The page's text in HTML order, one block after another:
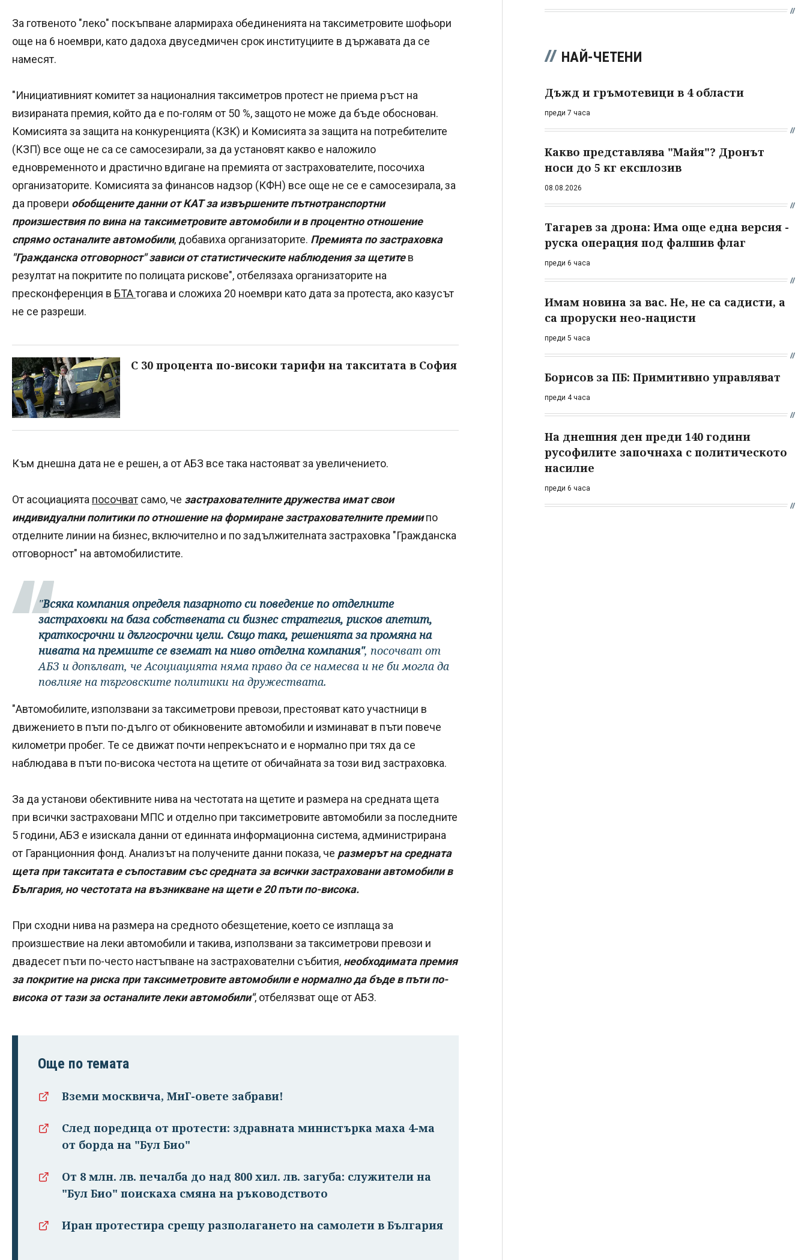
За готвеното "леко" поскъпване алармираха обединенията на таксиметровите шофьори
още на 6 ноември, като дадоха двуседмичен срок институциите в държавата да се
намесят.
"Инициативният комитет за националния таксиметров протест не приема ръст на
визираната премия, който да е по-голям от 50 %, защото не може да бъде обоснован.
Комисията за защита на конкуренцията (КЗК) и Комисията за защита на потребителите
(КЗП) все още не са се самосезирали, за да установят какво е наложило
едновременното и драстично вдигане на премията от застрахователите, посочиха
организаторите. Комисията за финансов надзор (КФН) все още не се е самосезирала, за
да провери обобщените данни от КАТ за извършените пътнотранспортни
произшествия по вина на таксиметровите автомобили и в процентно отношение
спрямо останалите автомобили, добавиха организаторите. Премията по застраховка
"Гражданска отговорност" зависи от статистическите наблюдения за щетитев
резултат на покритите по полицата рискове", отбелязаха организаторите на
пресконференция в БТАтогава и сложиха 20 ноември като дата за протеста, ако казусът
не се разреши.
С 30 процента по-високи тарифи на такситата в София
Към днешна дата не е решен, а от АБЗ все така настояват за увеличението.
От асоциацията посочват само, че застрахователните дружества имат свои
индивидуални политики по отношение на формиране застрахователните премиипо
отделните линии на бизнес, включително и по задължителната застраховка "Гражданска
отговорност" на автомобилистите.
"Всяка компания определя пазарното си поведение по отделните
застраховки на база собствената си бизнес стратегия, рисков апетит,
краткосрочни и дългосрочни цели. Също така, решенията за промяна на
нивата на премиите се вземат на ниво отделна компания", посочват от
АБЗ и допълват, че Асоциацията няма право да се намесва и не би могла да
повлияе на търговските политики на дружествата.
"Автомобилите, използвани за таксиметрови превози, престояват като участници в
движението в пъти по-дълго от обикновените автомобили и изминават в пъти повече
километри пробег. Те се движат почти непрекъснато и е нормално при тях да се
наблюдава в пъти по-висока честота на щетите от обичайната за този вид застраховка.
За да установи обективните нива на честотата на щетите и размера на средната щета
при всички застраховани МПС и отделно при таксиметровите автомобили за последните
5 години, АБЗ е изискала данни от единната информационна система, администрирана
от Гаранционния фонд. Анализът на получените данни показа, че размерът на средната
щета при такситата е съпоставим със средната за всички застраховани автомобили в
България, но честотата на възникване на щети е 20 пъти по-висока.
При сходни нива на размера на средното обезщетение, което се изплаща за
произшествие на леки автомобили и такива, използвани за таксиметрови превози и
двадесет пъти по-често настъпване на застрахователни събития, необходимата премия
за покритие на риска при таксиметровите автомобили е нормално да бъде в пъти по-
висока от тази за останалите леки автомобили", отбелязват още от АБЗ.
Още по темата
Вземи москвича, МиГ-овете забрави!
След поредица от протести: здравната министърка маха 4-ма
от борда на "Бул Био"
От 8 млн. лв. печалба до над 800 хил. лв. загуба: служители на
"Бул Био" поискаха смяна на ръководството
Иран протестира срещу разполагането на самолети в България
НАЙ-ЧЕТЕНИ
Дъжд и гръмотевици в 4 области
преди 7 часа
Какво представлява "Майя"? Дронът
носи до 5 кг експлозив
08.08.2026
Тагарев за дрона: Има още една версия -
руска операция под фалшив флаг
преди 6 часа
Имам новина за вас. Не, не са садисти, а
са проруски нео-нацисти
преди 5 часа
Борисов за ПБ: Примитивно управляват
преди 4 часа
На днешния ден преди 140 години
русофилите започнаха с политическото
насилие
преди 6 часа